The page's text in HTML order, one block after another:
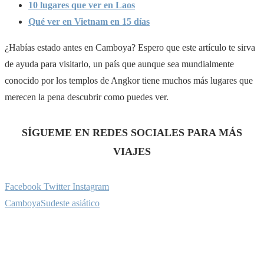
10 lugares que ver en Laos
Qué ver en Vietnam en 15 días
¿Habías estado antes en Camboya? Espero que este artículo te sirva
de ayuda para visitarlo, un país que aunque sea mundialmente
conocido por los templos de Angkor tiene muchos más lugares que
merecen la pena descubrir como puedes ver.
SÍGUEME EN REDES SOCIALES PARA MÁS
VIAJES
Facebook Twitter Instagram
CamboyaSudeste asiático